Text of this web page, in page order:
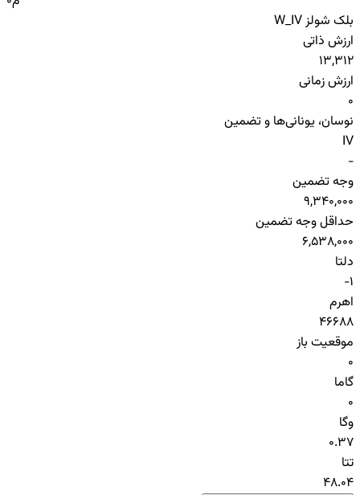
بلک شولز W_IV
ارزش ذاتی
13,312
ارزش زمانی
0
نوسان، یونانی‌ها و تضمین
IV
-
وجه تضمین
9,340,000
حداقل وجه تضمین
6,538,000
دلتا
-1
اهرم
46688
موقعیت باز
0
گاما
0
وگا
0.37
تتا
48.04